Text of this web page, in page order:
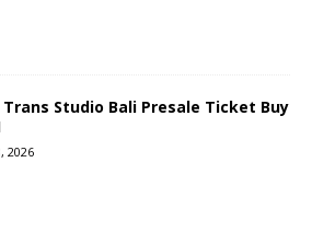
Trans Studio Bali Presale Ticket Buy
2026